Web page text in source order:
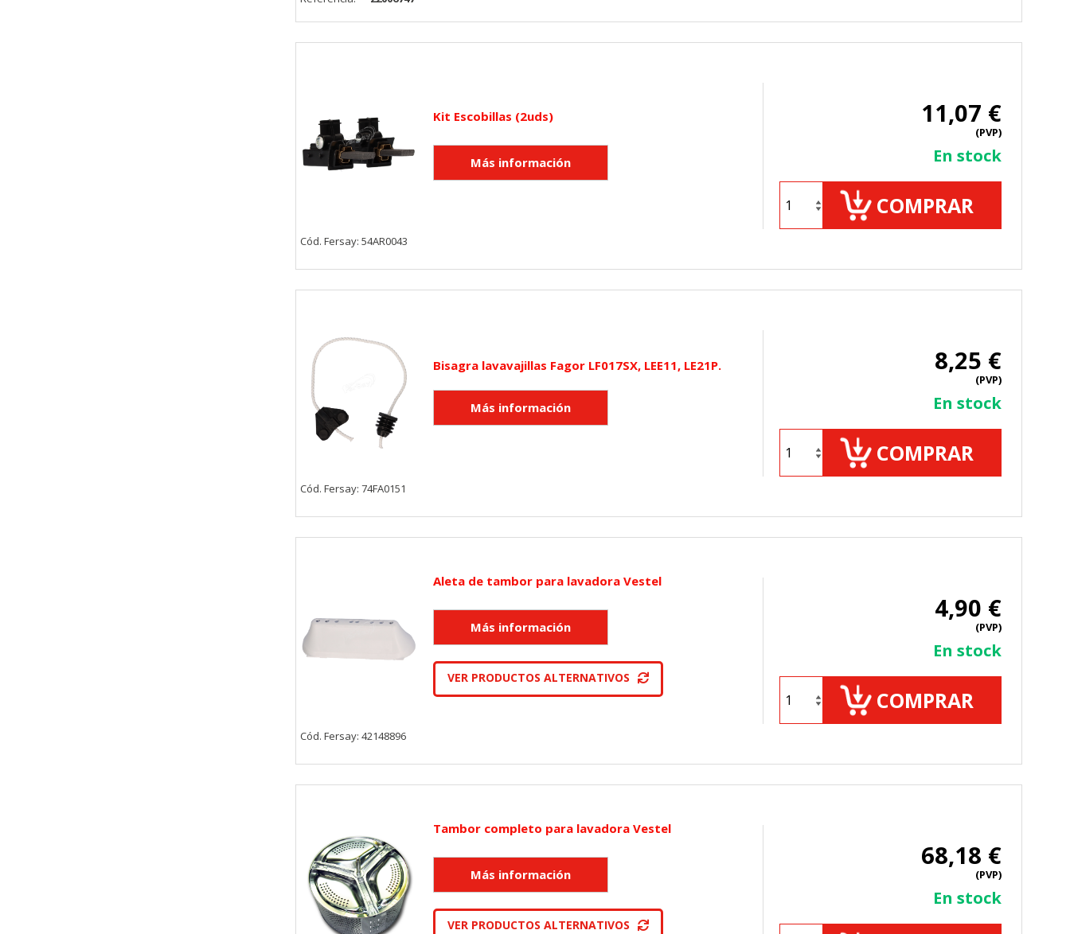
Kit Escobillas (2uds) 11,07 €
(PVP)
En stock
COMPRAR
Cód. Fersay: 54AR0043
Bisagra lavavajillas Fagor LF017SX, LEE11, LE21P. 8,25 €
(PVP)
En stock
COMPRAR
Cód. Fersay: 74FA0151
Aleta de tambor para lavadora Vestel
VER PRODUCTOS ALTERNATIVOS
4,90 €
(PVP)
En stock
COMPRAR
Cód. Fersay: 42148896
Tambor completo para lavadora Vestel
VER PRODUCTOS ALTERNATIVOS
68,18 €
(PVP)
En stock
Puedes volver a configurar tus cookies desde la sección "Configuración de cookies" al pie de la página. También puedes consultar nuestra